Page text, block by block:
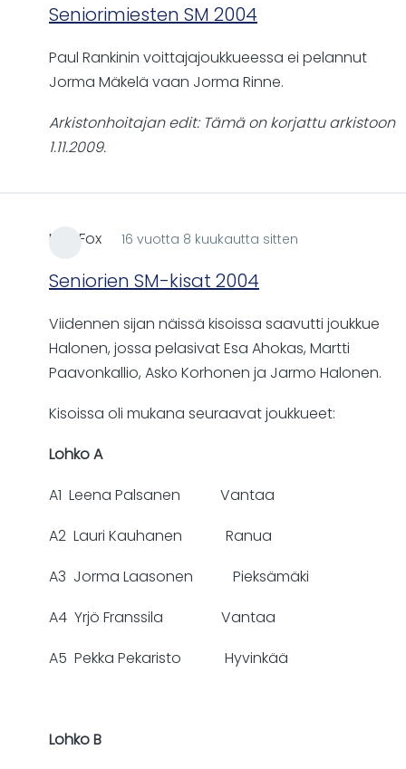
Seniorimiesten SM 2004
Paul Rankinin voittajajoukkueessa ei pelannut
Jorma Mäkelä vaan Jorma Rinne.
Arkistonhoitajan edit: Tämä on korjattu arkistoon
1.11.2009.
Mc_Fox 16 vuotta 8 kuukautta sitten
Seniorien SM-kisat 2004
Viidennen sijan näissä kisoissa saavutti joukkue
Halonen, jossa pelasivat Esa Ahokas, Martti
Paavonkallio, Asko Korhonen ja Jarmo Halonen.
Kisoissa oli mukana seuraavat joukkueet:
Lohko A
A1 Leena Palsanen Vantaa
A2 Lauri Kauhanen Ranua
A3 Jorma Laasonen Pieksämäki
A4 Yrjö Franssila Vantaa
A5 Pekka Pekaristo Hyvinkää
Lohko B